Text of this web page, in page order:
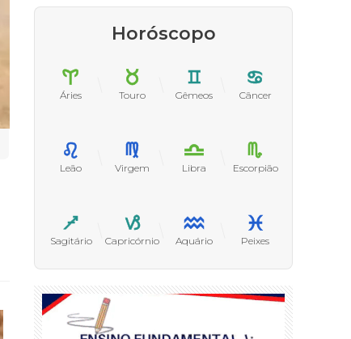
Horóscopo
Áries Touro Gêmeos Câncer
Leão Virgem Libra Escorpião
Sagitário Capricórnio Aquário Peixes